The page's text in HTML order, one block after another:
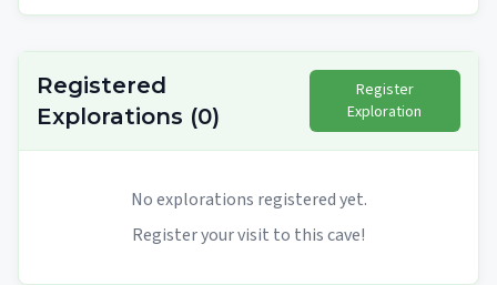
Registered
Explorations (0)
Register
Exploration
No explorations registered yet.
Register your visit to this cave!